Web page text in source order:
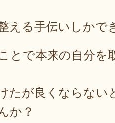
える手伝いしかで
とで本来の自分を
たが良くならない
か？